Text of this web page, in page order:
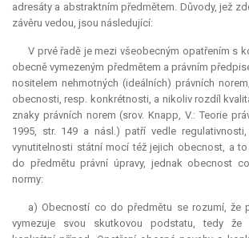
adresáty a abstraktním předmětem. Důvody, jež
závěru vedou, jsou následující:
V prvé řadě je mezi všeobecným opatřením s
obecně vymezeným předmětem a právním
nositelem nehmotných (ideálních) právních
obecnosti, resp. konkrétnosti, a nikoliv rozdíl
znaky právních norem (srov. Knapp, V.: Teorie
1995, str. 149 a násl.) patří vedle
vynutitelnosti státní mocí též jejich obecnost, a
do předmětu právní úpravy, jednak obecnost
normy:
a) Obecností co do předmětu se rozumí, že
vymezuje svou skutkovou podstatu, tedy že